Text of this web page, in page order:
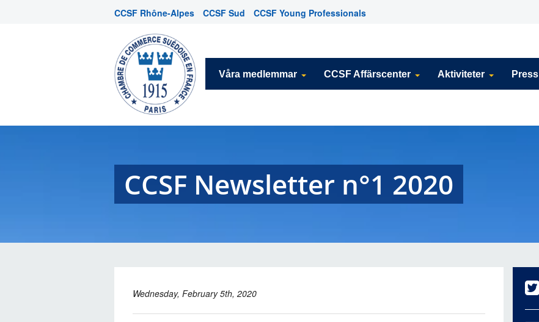
CCSF Rhône-Alpes CCSF Sud CCSF Young Professionals
Våra medlemmar CCSF Affärscenter Aktiviteter Press
CCSF Newsletter n°1 2020
Wednesday, February 5th, 2020